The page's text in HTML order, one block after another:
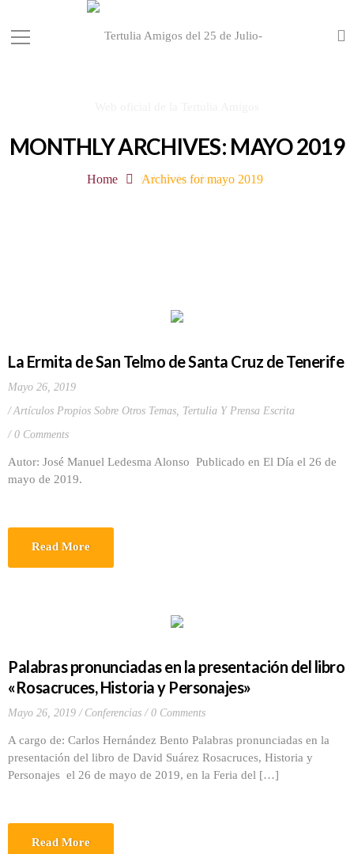
MONTHLY ARCHIVES: MAYO 2019
Home Archives for mayo 2019
La Ermita de San Telmo de Santa Cruz de Tenerife
Mayo 26, 2019
Artículos Propios Sobre Otros Temas, Tertulia Y Prensa Escrita
0 Comments
Autor: José Manuel Ledesma Alonso Publicado en El Día el 26 de
mayo de 2019.
Read More
Palabras pronunciadas en la presentación del libro
«Rosacruces, Historia y Personajes»
Mayo 26, 2019 Conferencias 0 Comments
A cargo de: Carlos Hernández Bento Palabras pronunciadas en la
presentación del libro de David Suárez Rosacruces, Historia y
Personajes el 26 de mayo de 2019, en la Feria del […]
Read More